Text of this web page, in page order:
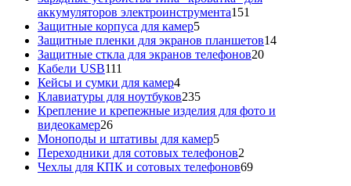
аккумуляторов электроинструмента151
Защитные корпуса для камер55
товаров
Защитные пленки для экранов планшетов1414
Защитные сткла для экранов телефонов2020
Кабели USB111
товаров
Кейсы и сумки для камер44
товара
Клавиатуры для ноутбуков235235
товаров
Крепление и крепежные изделия для фото и
видеокамер2626
товаров
Моноподы и штативы для камер55
товаров
Переходники для сотовых телефонов2
товара
Чехлы для КПК и сотовых телефонов6969